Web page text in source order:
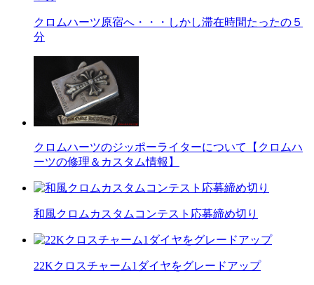
クロムハーツ原宿へ・・・しかし滞在時間たったの５
分
クロムハーツのジッポーライターについて【クロムハ
ーツの修理＆カスタム情報】
和風クロムカスタムコンテスト応募締め切り
22Kクロスチャーム1ダイヤをグレードアップ